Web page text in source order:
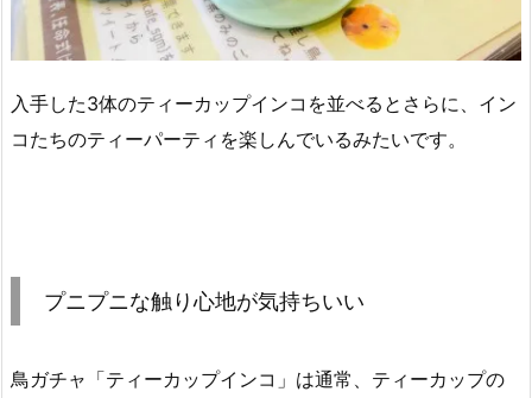
入手した3体のティーカップインコを並べるとさらに、イン
コたちのティーパーティを楽しんでいるみたいです。
プニプニな触り心地が気持ちいい
鳥ガチャ「ティーカップインコ」は通常、ティーカップの